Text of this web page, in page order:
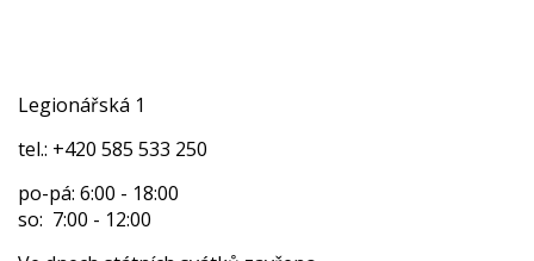
Legionářská 1
tel.: +420 585 533 250
po-pá: 6:00 - 18:00
so: 7:00 - 12:00